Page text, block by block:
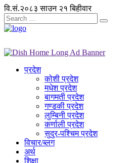
वि.सं.२०८३ साउन २१ बिहीवार
प्रदेश
कोशी प्रदेश
मधेश प्रदेश
बागमती प्रदेश
गण्डकी प्रदेश
लुम्बिनी प्रदेश
कर्णाली प्रदेश
सुदुर-पश्चिम प्रदेश
विचार/ब्लग
अर्थ
शिक्षा